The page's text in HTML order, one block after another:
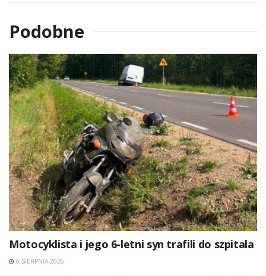
Podobne
Motocyklista i jego 6-letni syn trafili do szpitala
6 SIERPNIA 2026